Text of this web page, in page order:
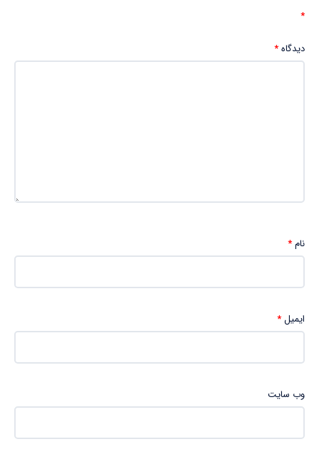
*
دیدگاه*
نام*
ایمیل*
وب‌ سایت